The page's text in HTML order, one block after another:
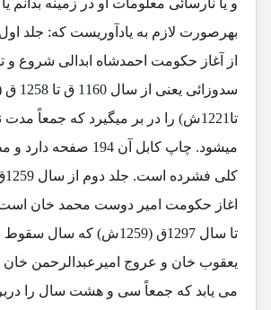
و یا نارسائی معلومات او در زمینه بدانم
بهرصورت لازم به یادآوریست که: جلد اول
از آغاز حکومت احمدشاه ابدالی شروع و
تا1221ش) را در بر میگیرد که جمعاً
میشود. چاپ کابل آن 194
اغاز حکومت امیر دوست محمد خان
تا سال 1297ق (1259ش) که سال
یعقوب خان و عروج امیرعبدالرحمن خان
می یابد که جمعاً سی و هشت سال را دربر